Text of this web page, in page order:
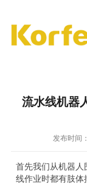
流水线机器
发布时间
首先我们从机器人
线作业时都有肢体